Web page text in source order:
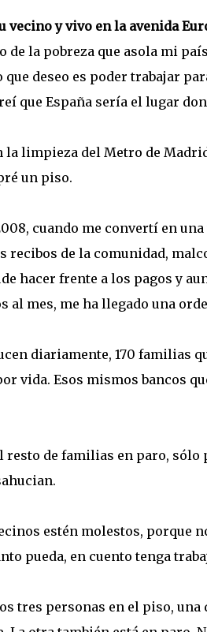
vecino y vivo en la avenida
de la pobreza que asola mi
que deseo es poder trabajar
que España sería el lugar
la limpieza del Metro de
un piso.
cuando me convertí en
recibos de la comunidad,
hacer frente a los pagos y
al mes, me ha llegado una
diariamente, 170 familias
vida. Esos mismos bancos
resto de familias en paro,
estén molestos, porque
pueda, en cuento tenga
tres personas en el piso,